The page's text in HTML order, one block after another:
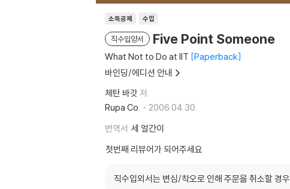
소득공제 수입
직수입양서 Five Point Someone
What Not to Do at IIT Paperback
바인딩/에디션 안내
체탄 바갓 저
Rupa Co.
2006.04.30.
번역서 세 얼간이
첫번째 리뷰어가 되어주세요
직수입외서는 변심/착오로 인해 주문을 취소할 경우